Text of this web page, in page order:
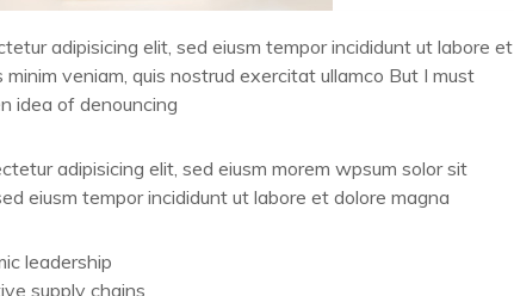
adipisicing elit, sed eiusm tempor incididunt ut labore et
veniam, quis nostrud exercitat ullamco But I must
idea of denouncing
adipisicing elit, sed eiusm morem wpsum solor sit
eiusm tempor incididunt ut labore et dolore magna
leadership
supply chains